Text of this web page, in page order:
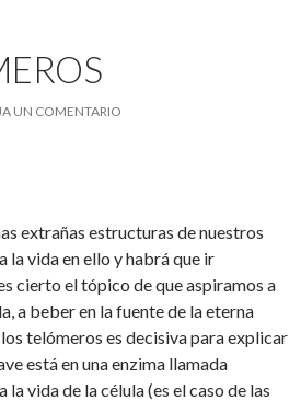
UN COMENTARIO
extrañas estructuras de nuestros
la vida en ello y habrá que ir
cierto el tópico de que aspiramos a
a beber en la fuente de la eterna
telómeros es decisiva para explicar
está en una enzima llamada
vida de la célula (es el caso de las